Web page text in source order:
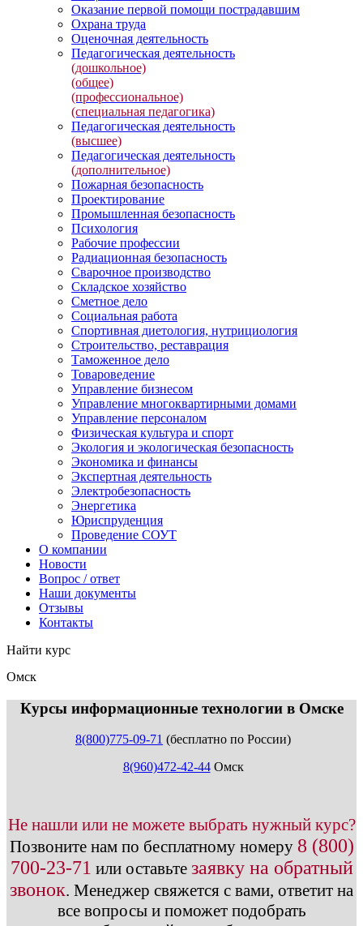
Оказание первой помощи пострадавшим
Охрана труда
Оценочная деятельность
Педагогическая деятельность
(дошкольное)
(общее)
(профессиональное)
(специальная педагогика)
Педагогическая деятельность
(высшее)
Педагогическая деятельность
(дополнительное)
Пожарная безопасность
Проектирование
Промышленная безопасность
Психология
Рабочие профессии
Радиационная безопасность
Сварочное производство
Складское хозяйство
Сметное дело
Социальная работа
Спортивная диетология, нутрициология
Строительство, реставрация
Таможенное дело
Товароведение
Управление бизнесом
Управление многоквартирными домами
Управление персоналом
Физическая культура и спорт
Экология и экологическая безопасность
Экономика и финансы
Экспертная деятельность
Электробезопасность
Энергетика
Юриспруденция
Проведение СОУТ
О компании
Новости
Вопрос / ответ
Наши документы
Отзывы
Контакты
Найти курс
Омск
Курсы информационные технологии в Омске
8(800)775-09-71 (бесплатно по России)
8(960)472-42-44Омск
Не нашли или не можете выбрать нужный курс?
Позвоните нам по бесплатному номеру 8 (800)
700-23-71 или оставьте заявку на обратный
звонок. Менеджер свяжется с вами, ответит на
все вопросы и поможет подобрать